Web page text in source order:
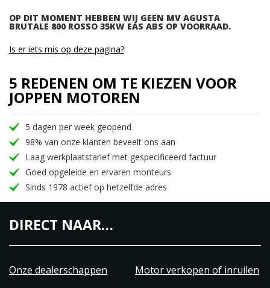
OP DIT MOMENT HEBBEN WIJ GEEN MV AGUSTA
BRUTALE 800 ROSSO 35KW EAS ABS OP VOORRAAD.
Is er iets mis op deze pagina?
5 REDENEN OM TE KIEZEN VOOR
JOPPEN MOTOREN
5 dagen per week geopend
98% van onze klanten beveelt ons aan
Laag werkplaatstarief met gespecificeerd factuur
Goed opgeleide en ervaren monteurs
Sinds 1978 actief op hetzelfde adres
DIRECT NAAR…
Onze dealerschappen
Motor verkopen of inruilen